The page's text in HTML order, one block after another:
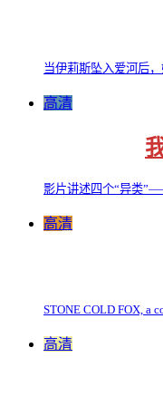
当伊莉斯坠入爱河后，
高清
影片讲述四个“异类
高清
STONE COLD FOX, a
高清